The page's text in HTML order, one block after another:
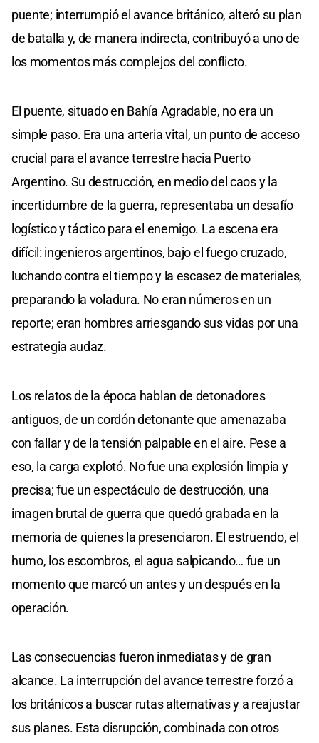
puente; interrumpió el avance británico, alteró su plan
de batalla y, de manera indirecta, contribuyó a uno de
los momentos más complejos del conflicto.
El puente, situado en Bahía Agradable, no era un
simple paso. Era una arteria vital, un punto de acceso
crucial para el avance terrestre hacia Puerto
Argentino. Su destrucción, en medio del caos y la
incertidumbre de la guerra, representaba un desafío
logístico y táctico para el enemigo. La escena era
difícil: ingenieros argentinos, bajo el fuego cruzado,
luchando contra el tiempo y la escasez de materiales,
preparando la voladura. No eran números en un
reporte; eran hombres arriesgando sus vidas por una
estrategia audaz.
Los relatos de la época hablan de detonadores
antiguos, de un cordón detonante que amenazaba
con fallar y de la tensión palpable en el aire. Pese a
eso, la carga explotó. No fue una explosión limpia y
precisa; fue un espectáculo de destrucción, una
imagen brutal de guerra que quedó grabada en la
memoria de quienes la presenciaron. El estruendo, el
humo, los escombros, el agua salpicando… fue un
momento que marcó un antes y un después en la
operación.
Las consecuencias fueron inmediatas y de gran
alcance. La interrupción del avance terrestre forzó a
los británicos a buscar rutas alternativas y a reajustar
sus planes. Esta disrupción, combinada con otros